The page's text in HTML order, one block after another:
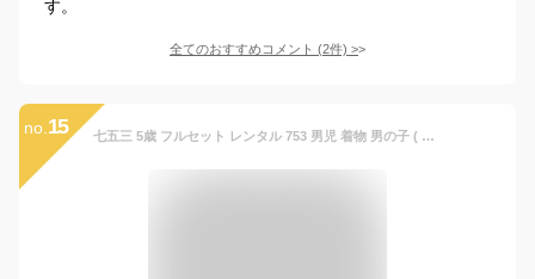
す。
全てのおすすめコメント (2件) >
no. 15 七五三 5歳 フルセット レンタル 753 男児 着物 男の子 ( 五歳 六歳 羽織 袴 ) 0148 ラフィネココ ナチュラル レトロ アイボリー ベージュ ブラウン くすみカラー 小花柄 小紋【男子 衣装 子供 男児 卒園式 卒業式 ブランド】 送料無料 【レンタル】